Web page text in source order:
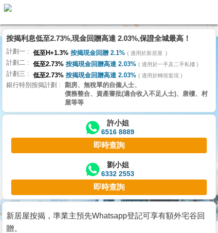
主
頁
搵
樓/
交
業
主
宅
谷
按
按揭利息低至2.73%,現金回贈高達 2.03%,保證全城最高！
計劃一 低至H+1.3% 按揭現金回贈 2.1% 適用於新居屋
計劃二 低至2.73% 按揭現金回贈高達 2.03% 適用於一手及二手私樓
計劃三 低至2.73% 按揭現金回贈高達 2.03% 適用於轉按套現
銀行特別按揭計劃
劏房、無稅單的自僱人士、
債務整合、資產審批(適合收入不足人士)、唐樓、村
屋等等
許小姐
6516 8889
即時查詢
劉小姐
6332 2553
即時查詢
新居屋按揭，準業主預先Whatsapp登記可享有額外宅谷回
贈。